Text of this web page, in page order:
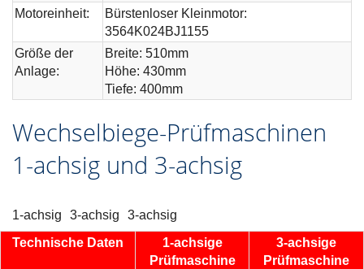
Motoreinheit:
Bürstenloser Kleinmotor:
3564K024BJ1155
Größe der
Anlage:
Breite: 510mm
Höhe: 430mm
Tiefe: 400mm
Wechselbiege-Prüfmaschinen
1-achsig und 3-achsig
1-achsig 3-achsig
3-achsig
Technische Daten
1-achsige
Prüfmaschine
3-achsige
Prüfmaschine